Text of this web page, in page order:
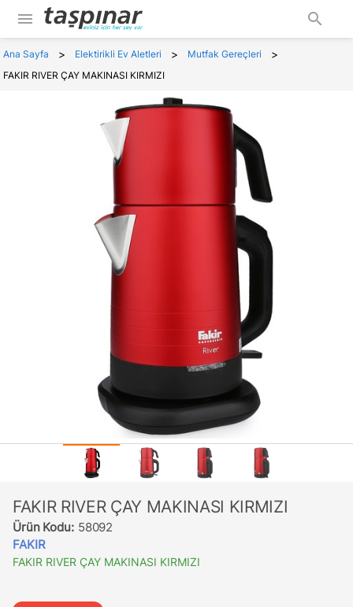
menu search
Ana Sayfa > Elektirikli Ev Aletleri > Mutfak Gereçleri >
FAKIR RIVER ÇAY MAKINASI KIRMIZI
FAKIR RIVER ÇAY MAKINASI KIRMIZI
Ürün Kodu: 58092
FAKIR
FAKIR RIVER ÇAY MAKINASI KIRMIZI